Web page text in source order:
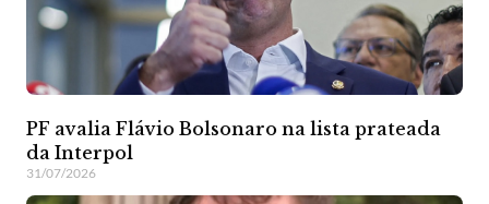
PF avalia Flávio Bolsonaro na lista prateada
da Interpol
31/07/2026